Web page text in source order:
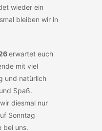
wieder ein
bleiben wir in
erwartet euch
mit viel
und natürlich
Spaß.
diesmal nur
Sonntag
bei uns.